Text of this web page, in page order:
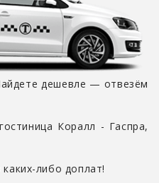
дешевле — отвезём
Коралл - Гаспра,
либо доплат!